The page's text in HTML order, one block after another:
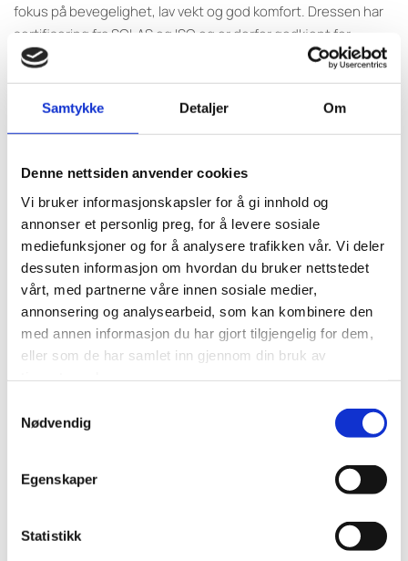
Samtykke Detaljer Om
Denne nettsiden anvender cookies
Vi bruker informasjonskapsler for å gi innhold og
annonser et personlig preg, for å levere sosiale
mediefunksjoner og for å analysere trafikken vår. Vi deler
dessuten informasjon om hvordan du bruker nettstedet
vårt, med partnerne våre innen sosiale medier,
annonsering og analysearbeid, som kan kombinere den
med annen informasjon du har gjort tilgjengelig for dem,
eller som de har samlet inn gjennom din bruk av
Nødvendig
Egenskaper
Statistikk
fokus på bevegelighet, lav vekt og god komfort. Dressen har
sertifisering fra SOLAS og ISO og er derfor godkjent for
krevende arbeids situasjoner på sjøen.
Dressen kan erstatte regntøy, varmedresser og annen
Anbefalt arbeids temperatur er mellom -30 til +14 °C.
Dressen må benyttes med godkjent redningsvest.
Prisen er 8990,-, og mange vil kunne få igjen 2000 kr fra
forsikringsselskapet sitt. Henvendelser kan sendes til
Torbjørn Johnsen:
Tlf: 915 75 965
E-post: torbjorn.johnsen@ahlsell.no
Navn